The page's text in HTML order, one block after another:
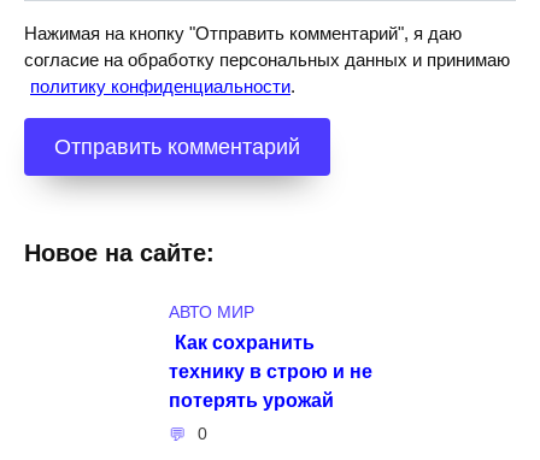
Нажимая на кнопку "Отправить комментарий", я даю
согласие на обработку персональных данных и принимаю
политику конфиденциальности.
Новое на сайте:
АВТО МИР
Как сохранить
технику в строю и не
потерять урожай
0